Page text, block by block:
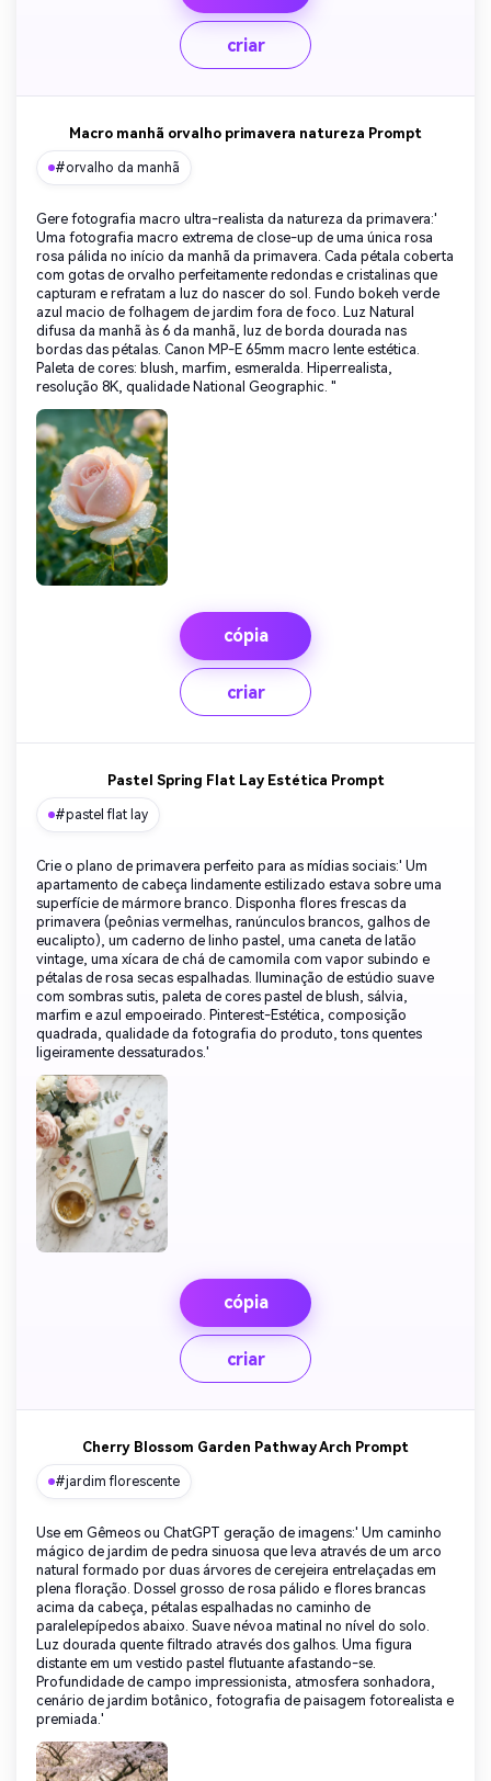
criar
Macro manhã orvalho primavera natureza Prompt
#orvalho da manhã
Gere fotografia macro ultra-realista da natureza da primavera:'
Uma fotografia macro extrema de close-up de uma única rosa
rosa pálida no início da manhã da primavera. Cada pétala coberta
com gotas de orvalho perfeitamente redondas e cristalinas que
capturam e refratam a luz do nascer do sol. Fundo bokeh verde
azul macio de folhagem de jardim fora de foco. Luz Natural
difusa da manhã às 6 da manhã, luz de borda dourada nas
bordas das pétalas. Canon MP-E 65mm macro lente estética.
Paleta de cores: blush, marfim, esmeralda. Hiperrealista,
resolução 8K, qualidade National Geographic. "
cópia
criar
Pastel Spring Flat Lay Estética Prompt
#pastel flat lay
Crie o plano de primavera perfeito para as mídias sociais:' Um
apartamento de cabeça lindamente estilizado estava sobre uma
superfície de mármore branco. Disponha flores frescas da
primavera (peônias vermelhas, ranúnculos brancos, galhos de
eucalipto), um caderno de linho pastel, uma caneta de latão
vintage, uma xícara de chá de camomila com vapor subindo e
pétalas de rosa secas espalhadas. Iluminação de estúdio suave
com sombras sutis, paleta de cores pastel de blush, sálvia,
marfim e azul empoeirado. Pinterest-Estética, composição
quadrada, qualidade da fotografia do produto, tons quentes
ligeiramente dessaturados.'
cópia
criar
Cherry Blossom Garden Pathway Arch Prompt
#jardim florescente
Use em Gêmeos ou ChatGPT geração de imagens:' Um caminho
mágico de jardim de pedra sinuosa que leva através de um arco
natural formado por duas árvores de cerejeira entrelaçadas em
plena floração. Dossel grosso de rosa pálido e flores brancas
acima da cabeça, pétalas espalhadas no caminho de
paralelepípedos abaixo. Suave névoa matinal no nível do solo.
Luz dourada quente filtrado através dos galhos. Uma figura
distante em um vestido pastel flutuante afastando-se.
Profundidade de campo impressionista, atmosfera sonhadora,
cenário de jardim botânico, fotografia de paisagem fotorealista e
premiada.'